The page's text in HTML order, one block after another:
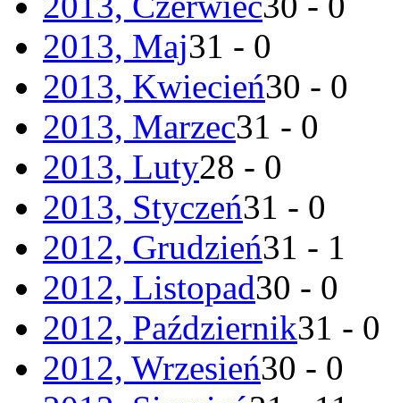
2013, Maj31 - 0
2013, Kwiecień30 - 0
2013, Marzec31 - 0
2013, Luty28 - 0
2013, Styczeń31 - 0
2012, Grudzień31 - 1
2012, Listopad30 - 0
2012, Październik31 - 0
2012, Wrzesień30 - 0